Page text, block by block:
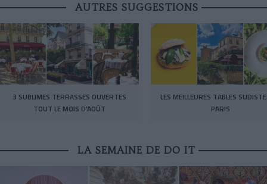
AUTRES SUGGESTIONS
3 SUBLIMES TERRASSES OUVERTES
TOUT LE MOIS D’AOÛT
LES MEILLEURES TABLES
PARIS
LA SEMAINE DE DO IT